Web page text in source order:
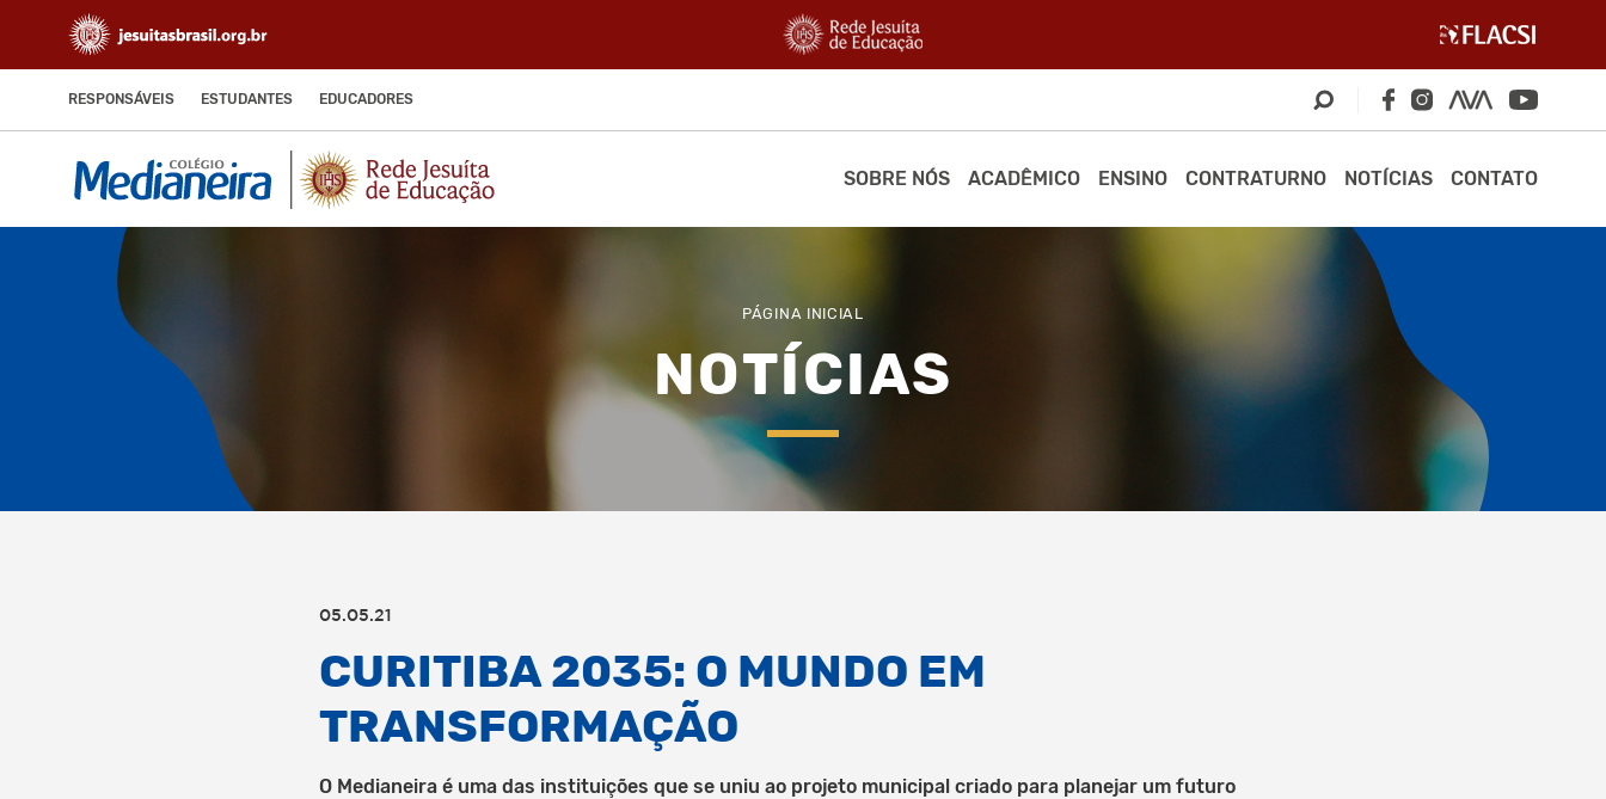
RESPONSÁVEIS ESTUDANTES EDUCADORES
SOBRE NÓS ACADÊMICO ENSINO CONTRATURNO NOTÍCIAS CONTATO
PÁGINA INICIAL
NOTÍCIAS
05.05.21
CURITIBA 2035: O MUNDO EM
TRANSFORMAÇÃO
O Medianeira é uma das instituições que se uniu ao projeto municipal criado para planejar um futuro